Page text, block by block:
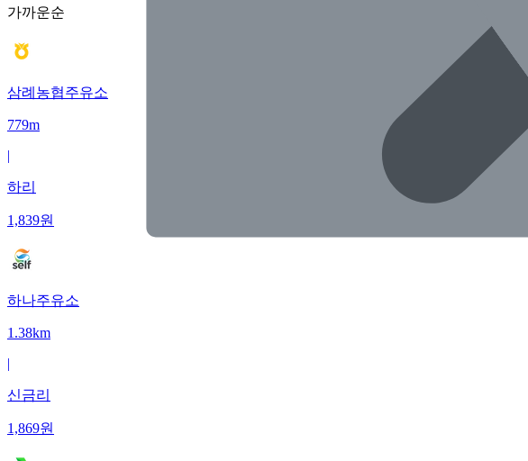
가까운순
삼례농협주유소
779m
|
하리
1,839원
하나주유소
1.38km
|
신금리
1,869원